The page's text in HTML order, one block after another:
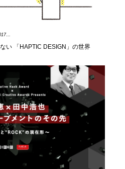
い 「HAPTIC DESIGN」の世界